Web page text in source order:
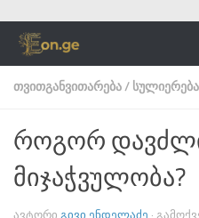
Skip to content
ᲗᲕᲘᲗᲒᲐᲜᲕᲘᲗᲐᲠᲔᲑᲐ/ ᲡᲣᲚᲘᲔᲠᲔᲑᲐ
როგორ
მიჯაჭვულობა?
ᲐᲕᲢᲝᲠᲘ ᲒᲘᲕᲘ ᲔᲜᲓᲔᲚᲐᲫᲔ ·